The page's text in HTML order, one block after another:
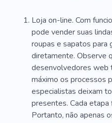
Loja on-line. Com
pode vender suas
roupas e sapatos para
diretamente. Observe
desenvolvedores web
máximo os processos
especialistas deixam
presentes. Cada
Portanto, não apenas